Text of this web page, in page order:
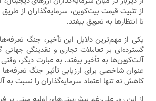
تا انتظارها به تعویق بیفتد.
یکی از مهم‌ترین دلایل این تأخیر، جنگ
گسترده‌ای بر تعاملات تجاری و نقدینگی جهانی
آلت‌کوین‌ها به تأخیر بیفتد. به عبارت دیگر،
کاهش نه تنها اعتماد سرمایه‌گذاران را نسبت